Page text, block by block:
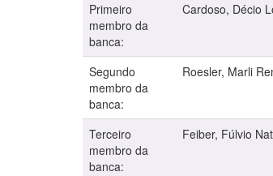
Primeiro
membro da
banca:
Cardoso, Décio
Segundo
membro da
banca:
Roesler, Marli
Terceiro
membro da
banca:
Feiber, Fúlvio